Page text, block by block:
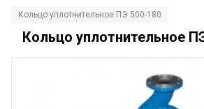
Кольцо уплотнительное ПЭ 500-180
Кольцо уплотнительное